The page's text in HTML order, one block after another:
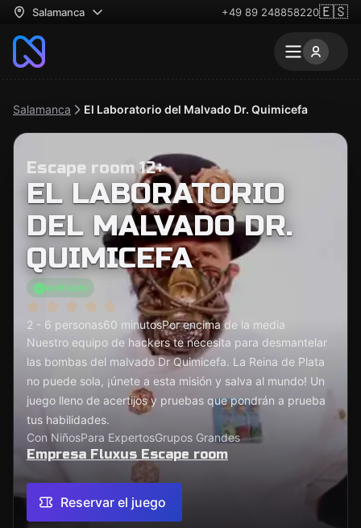
Salamanca +49 89 248858220🇪🇸
Salamanca El Laboratorio del Malvado Dr. Quimicefa
Escape room 12+
EL LABORATORIO
DEL MALVADO DR.
QUIMICEFA
Verificado
2 - 6 personas60 minutosPor encima de la media
Nuestro equipo de hackers te necesita para desmantelar
las bombas del malvado Dr Quimicefa. La Reina de Plata
no puede sola, ¡únete a esta misión y salva al mundo! Un
juego lleno de acertijos y pruebas que pondrán a prueba
tus habilidades.
Con NiñosPara ExpertosGrupos Grandes
Empresa Fluxus Escape room
Reservar el juego